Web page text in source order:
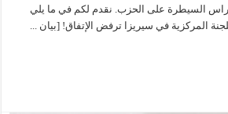
السيطرة على الحزب. نقدم لكم في ما يلي
المركزية في سيريزا ترفض الإتفاق! [بيان ...